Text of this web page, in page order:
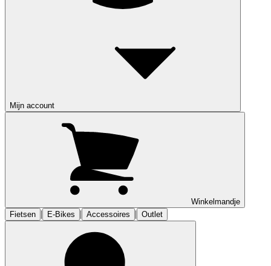
Mijn account
Winkelmandje
Fietsen | E-Bikes | Accessoires | Outlet